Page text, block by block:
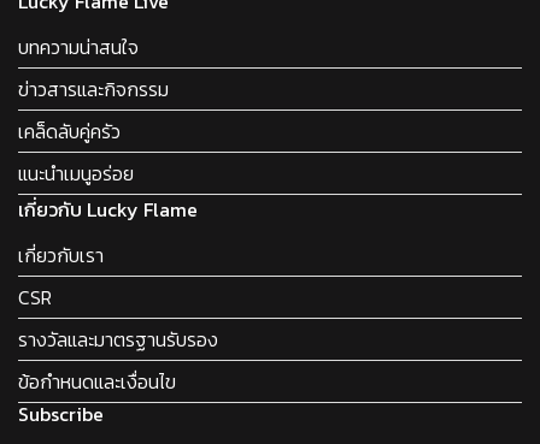
บทความน่าสนใจ
ข่าวสารและกิจกรรม
เคล็ดลับคู่ครัว
แนะนำเมนูอร่อย
เกี่ยวกับ Lucky Flame
เกี่ยวกับเรา
CSR
รางวัลและมาตรฐานรับรอง
ข้อกำหนดและเงื่อนไข
Subscribe